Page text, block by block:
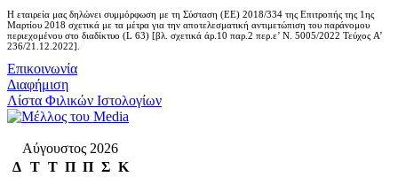
Η εταιρεία μας δηλώνει συμμόρφωση με τη Σύσταση (ΕΕ) 2018/334 της Επιτροπής της 1ης
Μαρτίου 2018 σχετικά με τα μέτρα για την αποτελεσματική αντιμετώπιση του παράνομου
περιεχομένου στο διαδίκτυο (L 63) [βλ. σχετικά άρ.10 παρ.2 περ.ε’ Ν. 5005/2022 Τεύχος A’
236/21.12.2022].
Επικοινωνία
Διαφήμιση
Λίστα Φιλικών Ιστολογίων
Αύγουστος 2026
Δ Τ Τ Π Π Σ Κ